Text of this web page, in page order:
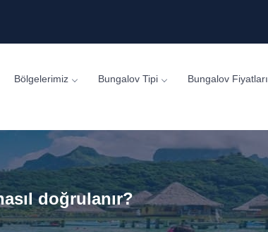
Bölgelerimiz Bungalov Tipi Bungalov Fiyatları
doğrulanır?